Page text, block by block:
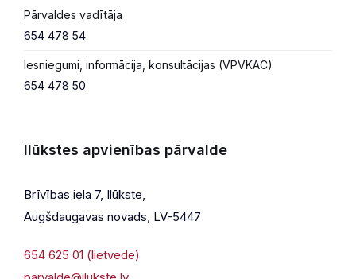
Pārvaldes vadītāja
654 478 54
Iesniegumi, informācija, konsultācijas (VPVKAC)
654 478 50
Ilūkstes apvienības pārvalde
Brīvības iela 7, Ilūkste,
Augšdaugavas novads, LV-5447
654 625 01 (lietvede)